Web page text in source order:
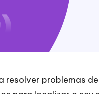
resolver problemas